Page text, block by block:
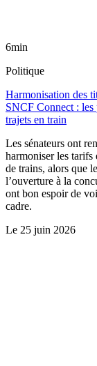
6min
Politique
Harmonisation des
SNCF Connect : les
trajets en train
Les sénateurs ont
harmoniser les tarifs
de trains, alors que
l’ouverture à la
ont bon espoir de
cadre.
Le 25 juin 2026